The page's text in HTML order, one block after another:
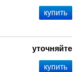
уточняйте